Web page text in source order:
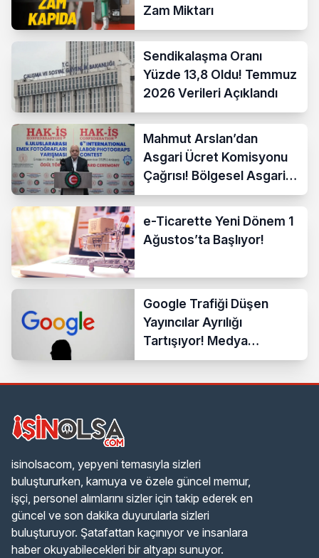
Zam Miktarı
Sendikalaşma Oranı
Yüzde 13,8 Oldu! Temmuz
2026 Verileri Açıklandı
Mahmut Arslan’dan
Asgari Ücret Komisyonu
Çağrısı! Bölgesel Asgari
Ücrete Sert Tepki
e-Ticarette Yeni Dönem 1
Ağustos’ta Başlıyor!
Google Trafiği Düşen
Yayıncılar Ayrılığı
Tartışıyor! Medya
Sektöründe Yeni Dönem
isinolsacom, yepyeni temasıyla sizleri
buluştururken, kamuya ve özele güncel memur,
işçi, personel alımlarını sizler için takip ederek en
güncel ve son dakika duyurularla sizleri
buluşturuyor. Şatafattan kaçınıyor ve insanlara
haber okuyabilecekleri bir altyapı sunuyor.